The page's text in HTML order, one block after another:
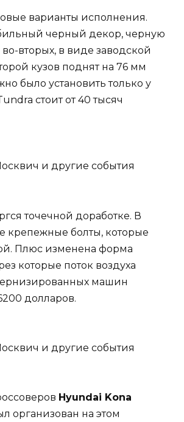
варианты исполнения.
черный декор, черную
вторых, в виде заводской
кузов поднят на 76 мм
было установить только у
стоит от 40 тысяч
точечной доработке. В
крепежные болты, которые
Плюс изменена форма
которые поток воздуха
машин
долларов.
Hyundai Kona
организован на этом